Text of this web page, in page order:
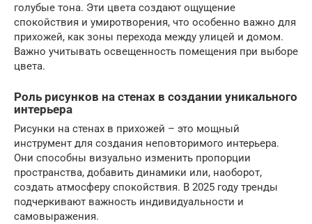
голубые тона. Эти цвета создают ощущение
спокойствия и умиротворения, что особенно важно для
прихожей, как зоны перехода между улицей и домом.
Важно учитывать освещенность помещения при выборе
цвета.
Роль рисунков на стенах в создании уникального
интерьера
Рисунки на стенах в прихожей – это мощный
инструмент для создания неповторимого интерьера.
Они способны визуально изменить пропорции
пространства, добавить динамики или, наоборот,
создать атмосферу спокойствия. В 2025 году тренды
подчеркивают важность индивидуальности и
самовыражения.